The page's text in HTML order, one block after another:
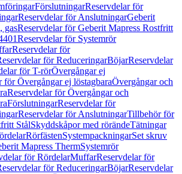
FörslutningarReservdelar för
Reservdelar för AnslutningarGeberit
gasReservdelar för Geberit Mapress Rostfritt
Reservdelar för Systemrör
Reservdelar för
för ReduceringarBöjarReservdelar
för T-rörÖvergångar ej
för Övergångar ej löstagbaraÖvergångar och
Reservdelar för Övergångar och
FörslutningarReservdelar för
Reservdelar för AnslutningarTillbehör för
StålSkyddskåpor med rörändeTätningar
RörfästenSystempackningarSet skruv
Mapress ThermSystemrör
för RördelarMuffarReservdelar för
för ReduceringarBöjarReservdelar